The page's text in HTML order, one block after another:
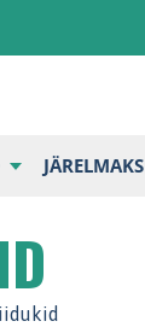
JÄRELMAKS